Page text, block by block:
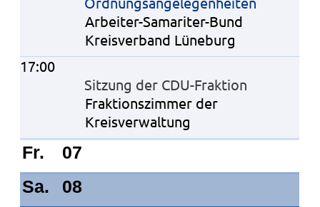
Arbeiter-Samariter-Bund
Kreisverband Lüneburg
17:00
Sitzung der CDU-Fraktion
Fraktionszimmer der
Kreisverwaltung
Fr.
07
Sa.
08